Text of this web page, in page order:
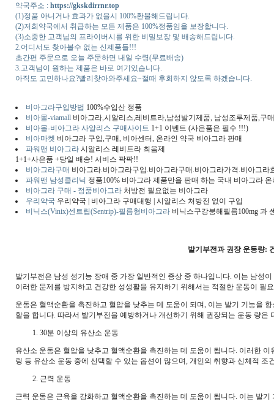
약국주소 : https://gkskdirrnr.top
(1)정품 아니거나 효과가 없을시 100%환불해드립니다.
(2)저희약국에서 취급하는 모든 제품은 100%정품임을 보장합니다.
(3)소중한 고객님의 프라이버시를 위한 비밀보장 및 배송해드립니다.
2.어디서도 찾아볼수 없는 신제품들!!!
초간편 주문으로 오늘 주문하면 내일 수령(무료배송)
3.고객님이 원하는 제품은 바로 여기있습니다.
아직도 고민하나요?빨리찾아와주세요~절때 후회하지 않도록 하겠습니다.
비아그라구입방법 100%수입산 정품
비아몰-viamall 비아그라,시알리스,레비트라,남성발기제품, 남성조루제품,구
비아몰-비아그라 사알리스 구매사이트 1+1 이벤트 (사은품은 필수 !!!)
비아마켓 비아그라 구입,구매, 비아센터, 온라인 약국 비아그라 판매
파워맨 비아그라 시알리스 레비트라 최음제
1+1+사은품 +당일 배송! 서비스 팍팍!!
비아그라구매 비아그라.비아그라구입.비아그라구매.비아그라가격.비아그
파워맨 남성클리닉 정품100% 비아그라 제품만을 판매 하는 국내 비아그라
비아그라 구매 - 정품비아그라 처방전 필요없는 비아그라
우리약국 우리약국 | 비아그라 구매대행 | 시알리스 처방전 없이 구입
비닉스(Vinix)센트립(Sentrip)-필름형비아그라 비닉스구강붕해필름100mg 과
발기부전과 권장 운동량:
발기부전은 남성 성기능 장애 중 가장 일반적인 증상 중 하나입니다. 이는 남성
이러한 문제를 방지하고 건강한 성생활을 유지하기 위해서는 적절한 운동이 필
운동은 혈액순환을 촉진하고 혈압을 낮추는 데 도움이 되며, 이는 발기 기능을
할을 합니다. 따라서 발기부전을 예방하거나 개선하기 위해 권장되는 운동 량은
30분 이상의 유산소 운동
유산소 운동은 혈압을 낮추고 혈액순환을 촉진하는 데 도움이 됩니다. 이러한
링 등 유산소 운동 중에 선택할 수 있는 옵션이 많으며, 개인의 취향과 신체적 조
근력 운동
근력 운동은 근육을 강화하고 혈액순환을 촉진하는 데 도움이 됩니다. 이는 발